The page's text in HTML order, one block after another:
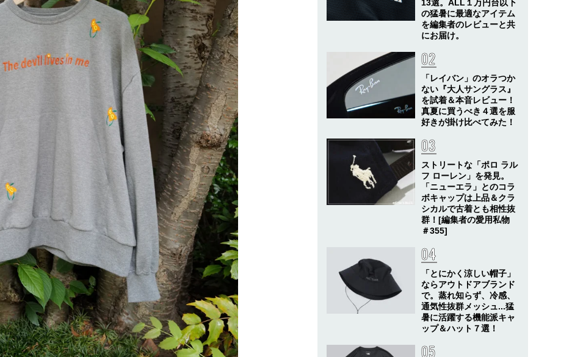
13選。ALL１万円台以下
の猛暑に最適なアイテム
を編集者のレビューと共
にお届け。
「レイバン」のオラつか
ない『大人サングラス』
を試着＆本音レビュー！
真夏に買うべき４選を服
好きが掛け比べてみた！
ストリートな「ポロ ラル
フ ローレン」を発見。
「ニューエラ」とのコラ
ボキャップは上品＆クラ
シカルで古着とも相性抜
群！[編集者の愛用私物
＃355]
「とにかく涼しい帽子」
ならアウトドアブランド
で。蒸れ知らず、冷感、
通気性抜群メッシュ...猛
暑に活躍する機能派キャ
ップ＆ハット７選！